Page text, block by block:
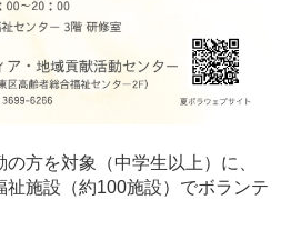
方を対象（中学生以上）に、
祉施設（約100施設）でボランテ